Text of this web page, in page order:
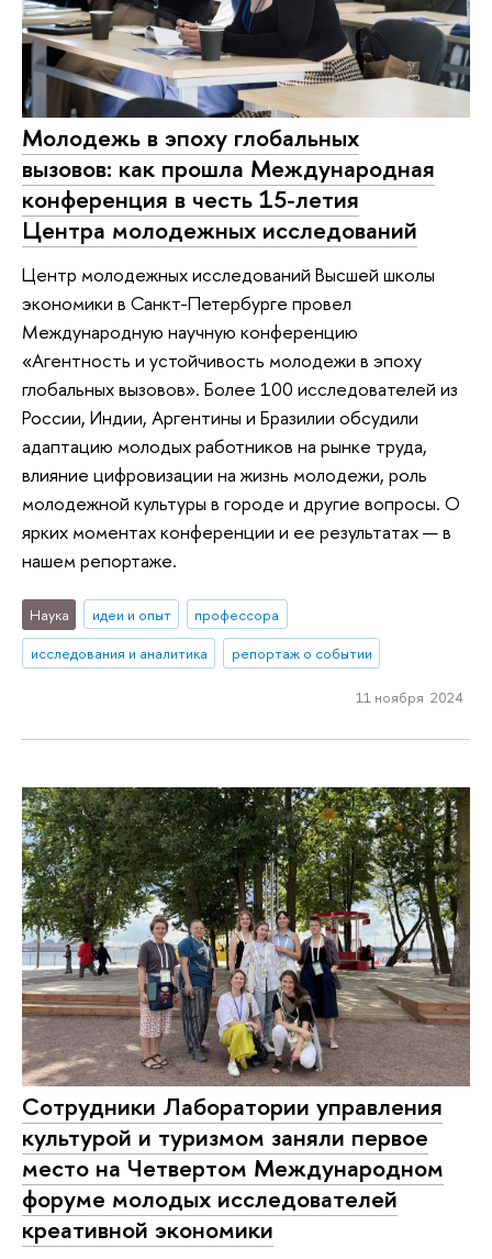
Молодежь в эпоху глобальных
вызовов: как прошла Международная
конференция в честь 15-летия
Центра молодежных исследований
Центр молодежных исследований Высшей школы
экономики в Санкт-Петербурге провел
Международную научную конференцию
«Агентность и устойчивость молодежи в эпоху
глобальных вызовов». Более 100 исследователей из
России, Индии, Аргентины и Бразилии обсудили
адаптацию молодых работников на рынке труда,
влияние цифровизации на жизнь молодежи, роль
молодежной культуры в городе и другие вопросы. О
ярких моментах конференции и ее результатах — в
нашем репортаже.
Наука идеи и опыт
профессора
исследования и аналитика
репортаж о событии
11 ноября 2024
Сотрудники Лаборатории управления
культурой и туризмом заняли первое
место на Четвертом Международном
форуме молодых исследователей
креативной экономики